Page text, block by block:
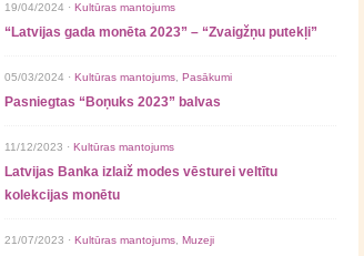
19/04/2024 · Kultūras mantojums
“Latvijas gada monēta 2023” – “Zvaigžņu putekļi”
05/03/2024 · Kultūras mantojums Pasākumi
Pasniegtas “Boņuks 2023” balvas
11/12/2023 · Kultūras mantojums
Latvijas Banka izlaiž modes vēsturei veltītu
kolekcijas monētu
21/07/2023 · Kultūras mantojums Muzeji